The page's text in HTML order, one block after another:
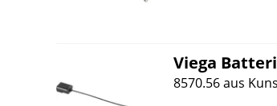
Viega
8570.56 aus